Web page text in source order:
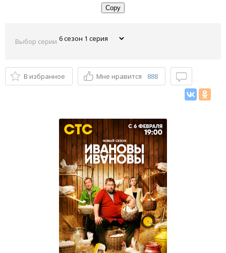
Выбор серии
В избранное Мне нравится 888